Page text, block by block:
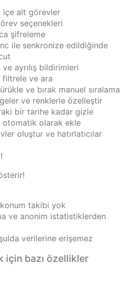
içe alt görevler
seçenekleri
şifreleme
ile senkronize edildiğinde
ve ayrılış bildirimleri
filtrele ve ara
ve bırak manuel sıralama
ve renklerle özelleştir
bir tarihe kadar gizle
otomatik olarak ekle
oluştur ve hatırlatıcılar
takibi yok
ve anonim istatistiklerden
verilerine erişemez
için bazı özellikler